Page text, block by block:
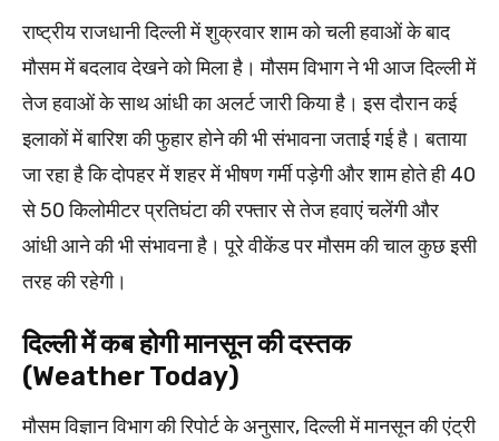
राष्ट्रीय राजधानी दिल्ली में शुक्रवार शाम को चली हवाओं के बाद
मौसम में बदलाव देखने को मिला है। मौसम विभाग ने भी आज दिल्ली में
तेज हवाओं के साथ आंधी का अलर्ट जारी किया है। इस दौरान कई
इलाकों में बारिश की फुहार होने की भी संभावना जताई गई है। बताया
जा रहा है कि दोपहर में शहर में भीषण गर्मी पड़ेगी और शाम होते ही 40
से 50 किलोमीटर प्रतिघंटा की रफ्तार से तेज हवाएं चलेंगी और
आंधी आने की भी संभावना है। पूरे वीकेंड पर मौसम की चाल कुछ इसी
तरह की रहेगी।
दिल्ली में कब होगी मानसून की दस्तक
(Weather Today)
मौसम विज्ञान विभाग की रिपोर्ट के अनुसार, दिल्ली में मानसून की एंट्री